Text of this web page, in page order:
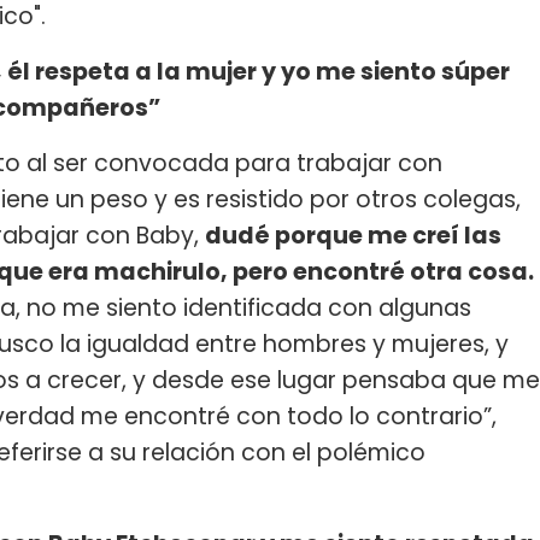
respeta a la mujer y yo me siento súper
al ser convocada para trabajar con
un peso y es resistido por otros colegas,
con Baby, dudé porque me creí las
era machirulo, pero encontré otra cosa.
no me siento identificada con algunas
la igualdad entre hombres y mujeres, y
a crecer, y desde ese lugar pensaba que me
me encontré con todo lo contrario”,
a su relación con el polémico